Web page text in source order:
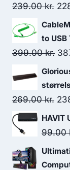
239.00kr.
to USB
399.00kr.
269.00kr.
HAVIT
99.00